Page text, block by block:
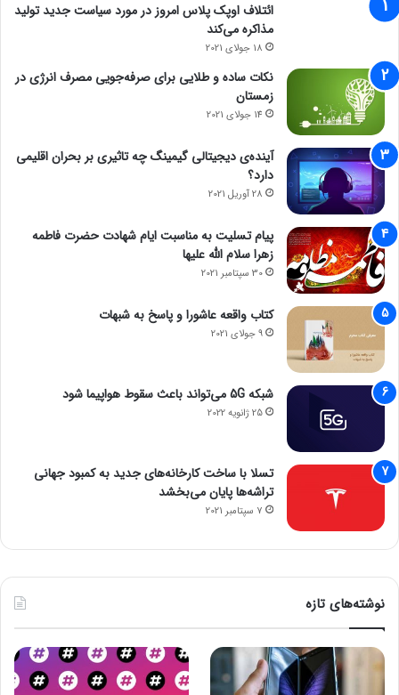
ائتلاف اوپک پلاس امروز در مورد سیاست جدید تولید
مذاکره می‌کند
18 جولای 2021
نکات ساده و طلایی برای صرفه‌جویی مصرف انرژی در
زمستان
14 جولای 2021
آینده‌ی دیجیتالی گیمینگ چه تاثیری بر بحران اقلیمی
دارد؟
28 آوریل 2021
پیام تسلیت به مناسبت ایام شهادت حضرت فاطمه
زهرا سلام الله علیها
30 سپتامبر 2021
کتاب واقعه عاشورا و پاسخ به شبهات
9 جولای 2021
شبکه 5G می‌تواند باعث سقوط هواپیما شود
25 ژانویه 2022
تسلا با ساخت کارخانه‌های جدید به کمبود جهانی
تراشه‌ها پایان می‌بخشد
7 سپتامبر 2021
نوشته‌های تازه